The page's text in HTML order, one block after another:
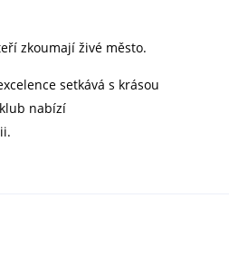
zkoumají živé město.
setkává s krásou
nabízí